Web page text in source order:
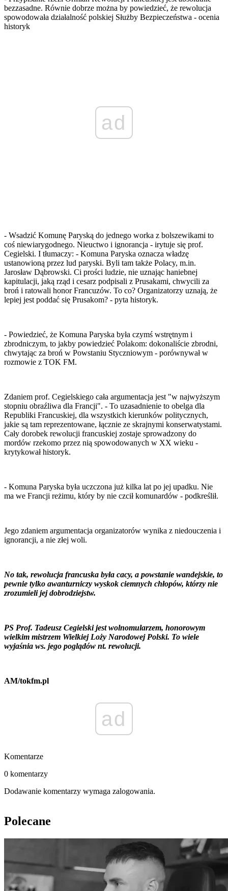
bezzasadne. Równie dobrze można by powiedzieć, że rewolucja
spowodowała działalność polskiej Służby Bezpieczeństwa - ocenia
historyk
ad
- Wsadzić Komunę Paryską do jednego worka z bolszewikami to
coś niewiarygodnego. Nieuctwo i ignorancja - irytuje się prof.
Cegielski. I tłumaczy: - Komuna Paryska oznacza władzę
ustanowioną przez lud paryski. Byli tam także Polacy, m.in.
Jarosław Dąbrowski. Ci prości ludzie, nie uznając haniebnej
kapitulacji, jaką rząd i cesarz podpisali z Prusakami, chwycili za
broń i ratowali honor Francuzów. To co? Organizatorzy uznają, że
lepiej jest poddać się Prusakom? - pyta historyk.
- Powiedzieć, że Komuna Paryska była czymś wstrętnym i
zbrodniczym, to jakby powiedzieć Polakom: dokonaliście zbrodni,
chwytając za broń w Powstaniu Styczniowym - porównywał w
rozmowie z TOK FM.
Zdaniem prof. Cegielskiego cała argumentacja jest "w najwyższym
stopniu obraźliwa dla Francji". - To uzasadnienie to obelga dla
Republiki Francuskiej, dla wszystkich kierunków politycznych,
jakie są tam reprezentowane, łącznie ze skrajnymi konserwatystami.
Cały dorobek rewolucji francuskiej zostaje sprowadzony do
mordów rzekomo przez nią spowodowanych w XX wieku -
krytykował historyk.
- Komuna Paryska była uczczona już kilka lat po jej upadku. Nie
ma we Francji reżimu, który by nie czcił komunardów - podkreślił.
Jego zdaniem argumentacja organizatorów wynika z niedouczenia i
ignorancji, a nie złej woli.
No tak, rewolucja francuska była cacy, a powstanie wandejskie, to
pewnie tylko awanturniczy wyskok ciemnych chłopów, którzy nie
zrozumieli jej dobrodziejstw.
PS Prof. Tadeusz Cegielski jest wolnomularzem, honorowym
wielkim mistrzem Wielkiej Loży Narodowej Polski. To wiele
wyjaśnia ws. jego poglądów nt. rewolucji.
AM/tokfm.pl
ad
Komentarze
0 komentarzy
Dodawanie komentarzy wymaga zalogowania.
Polecane